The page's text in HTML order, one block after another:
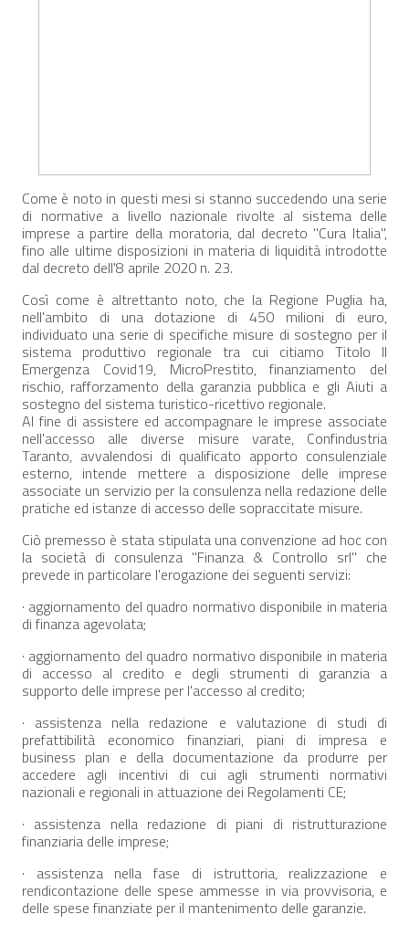
Come è noto in questi mesi si stanno succedendo una serie
di normative a livello nazionale rivolte al sistema delle
imprese a partire della moratoria, dal decreto "Cura Italia",
fino alle ultime disposizioni in materia di liquidità introdotte
dal decreto dell'8 aprile 2020 n. 23.
Così come è altrettanto noto, che la Regione Puglia ha,
nell'ambito di una dotazione di 450 milioni di euro,
individuato una serie di specifiche misure di sostegno per il
sistema produttivo regionale tra cui citiamo Titolo II
Emergenza Covid19, MicroPrestito, finanziamento del
rischio, rafforzamento della garanzia pubblica e gli Aiuti a
sostegno del sistema turistico-ricettivo regionale.
Al fine di assistere ed accompagnare le imprese associate
nell'accesso alle diverse misure varate, Confindustria
Taranto, avvalendosi di qualificato apporto consulenziale
esterno, intende mettere a disposizione delle imprese
associate un servizio per la consulenza nella redazione delle
pratiche ed istanze di accesso delle sopraccitate misure.
Ciò premesso è stata stipulata una convenzione ad hoc con
la società di consulenza "Finanza & Controllo srl" che
prevede in particolare l'erogazione dei seguenti servizi:
· aggiornamento del quadro normativo disponibile in materia
di finanza agevolata;
· aggiornamento del quadro normativo disponibile in materia
di accesso al credito e degli strumenti di garanzia a
supporto delle imprese per l'accesso al credito;
· assistenza nella redazione e valutazione di studi di
prefattibilità economico finanziari, piani di impresa e
business plan e della documentazione da produrre per
accedere agli incentivi di cui agli strumenti normativi
nazionali e regionali in attuazione dei Regolamenti CE;
· assistenza nella redazione di piani di ristrutturazione
finanziaria delle imprese;
· assistenza nella fase di istruttoria, realizzazione e
rendicontazione delle spese ammesse in via provvisoria, e
delle spese finanziate per il mantenimento delle garanzie.